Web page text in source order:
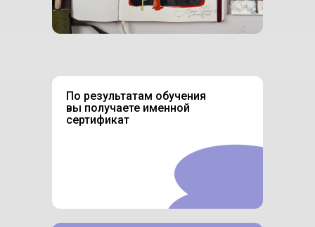
По результатам обучения
вы получаете именной
сертификат